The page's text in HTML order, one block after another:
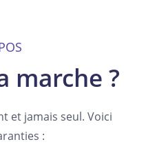
marche ?
et jamais seul. Voici
: